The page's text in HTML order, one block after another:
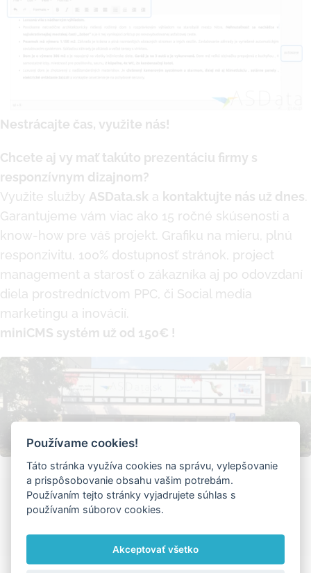
Nestrácajte čas, využite nás!
Chcete aj vy mať takúto prezentáciu firmy s
responzívnym dizajnom?
Využite služby ASData.sk a kontaktujte nás už dnes
Garantujeme vám viac ako 15 ročné skúsenosti a
know-how pre váš projekt. Grafiku na mieru, plnú
responzivitu, 100% dostupnosť stránok, project
management a starosť o zákazníka aj po odovzdaní
diela prostredníctvom PPC, či Social media
marketingu a inovácií.
miniCMS systém už od 150€ !
Ďakujeme za zdieľanie
Používame cookies!
Táto stránka využíva cookies na správu, vylepšovanie
a prispôsobovanie obsahu vašim potrebám.
Používaním tejto stránky vyjadrujete súhlas s
používaním súborov cookies.
Akceptovať všetko